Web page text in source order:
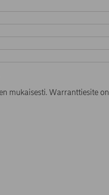
mukaisesti. Warranttiesite on